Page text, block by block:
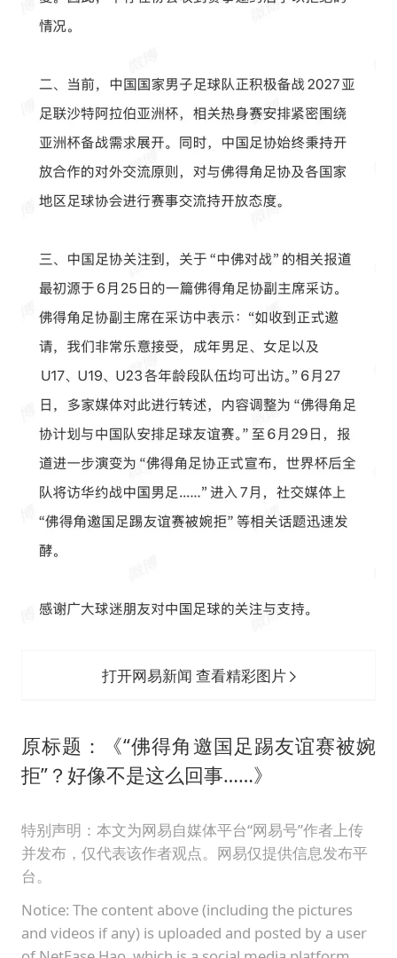
打开网易新闻 查看精彩图片
原标题：《“佛得角邀国足踢友谊赛被婉
拒”？好像不是这么回事……》
特别声明：本文为网易自媒体平台“网易号”作者上传
并发布，仅代表该作者观点。网易仅提供信息发布平
台。
Notice: The content above (including the pictures
and videos if any) is uploaded and posted by a user